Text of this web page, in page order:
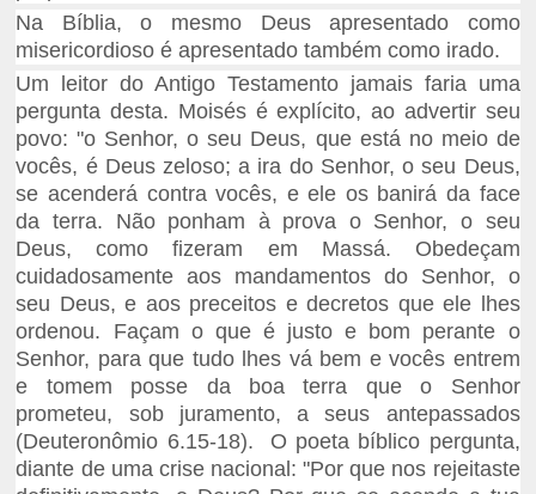
Na Bíblia, o mesmo Deus apresentado como
misericordioso é apresentado também como irado.
Um leitor do Antigo Testamento jamais faria uma
pergunta desta. Moisés é explícito, ao advertir seu
povo: "o Senhor, o seu Deus, que está no meio de
vocês, é Deus zeloso; a ira do Senhor, o seu Deus,
se acenderá contra vocês, e ele os banirá da face
da terra. Não ponham à prova o Senhor, o seu
Deus, como fizeram em Massá. Obedeçam
cuidadosamente aos mandamentos do Senhor, o
seu Deus, e aos preceitos e decretos que ele lhes
ordenou. Façam o que é justo e bom perante o
Senhor, para que tudo lhes vá bem e vocês entrem
e tomem posse da boa terra que o Senhor
prometeu, sob juramento, a seus antepassados
(Deuteronômio 6.15-18). O poeta bíblico pergunta,
diante de uma crise nacional: "Por que nos rejeitaste